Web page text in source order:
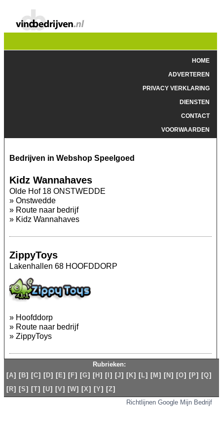
HOME
ADVERTEREN
PRIVACY VERKLARING
DIENSTEN
CONTACT
VOORWAARDEN
Bedrijven in Webshop Speelgoed
Kidz Wannahaves
Olde Hof 18 ONSTWEDDE
» Onstwedde
» Route naar bedrijf
» Kidz Wannahaves
ZippyToys
Lakenhallen 68 HOOFDDORP
» Hoofddorp
» Route naar bedrijf
» ZippyToys
Rubrieken:
[A] [B] [C] [D] [E] [F] [G] [H] [I] [J] [K] [L] [M] [N] [O] [P] [Q]
[R] [S] [T] [U] [V] [W] [X] [Y] [Z]
Richtlijnen Google Mijn Bedrijf